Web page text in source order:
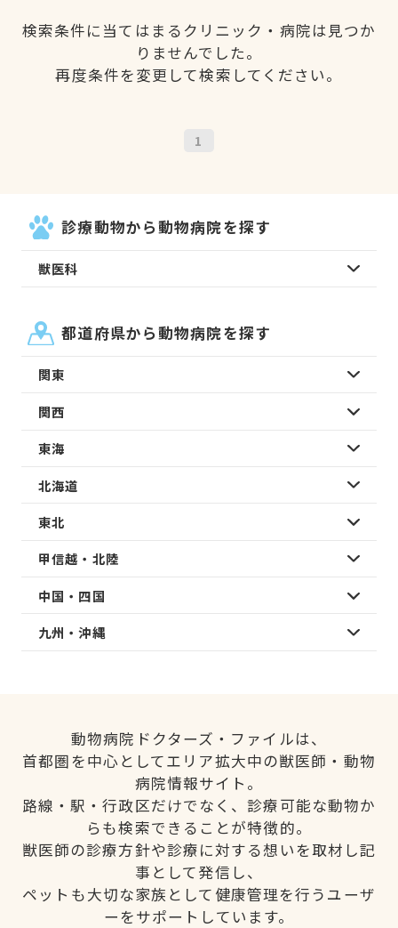
検索条件に当てはまるクリニック・病院は見つか
りませんでした。
再度条件を変更して検索してください。
1
診療動物から動物病院を探す
獣医科
都道府県から動物病院を探す
関東
関西
東海
北海道
東北
甲信越・北陸
中国・四国
九州・沖縄
動物病院ドクターズ・ファイルは、
首都圏を中心としてエリア拡大中の獣医師・動物
病院情報サイト。
路線・駅・行政区だけでなく、診療可能な動物か
らも検索できることが特徴的。
獣医師の診療方針や診療に対する想いを取材し記
事として発信し、
ペットも大切な家族として健康管理を行うユーザ
ーをサポートしています。